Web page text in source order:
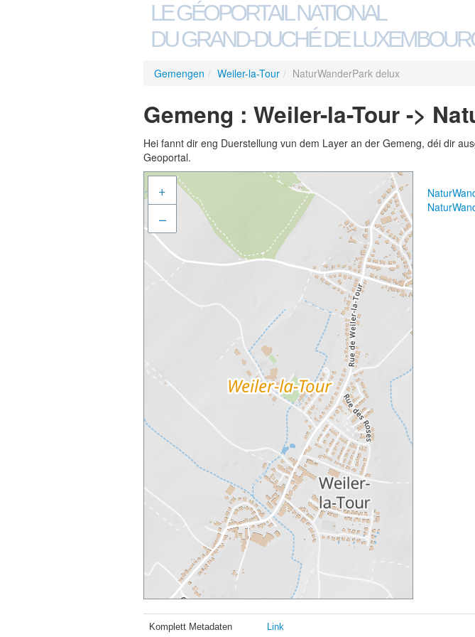
LE GÉOPORTAIL NATIONAL
DU GRAND-DUCHÉ DE
Gemengen / Weiler-la-Tour / NaturWanderPark delux
Gemeng : Weiler-la-Tour ->
Hei fannt dir eng Duerstellung vun dem Layer an der Gemeng, déi dir
Geoportal.
+
–
Komplett Metadaten Link